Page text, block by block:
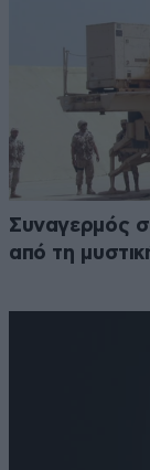
Συναγερμός
από τη